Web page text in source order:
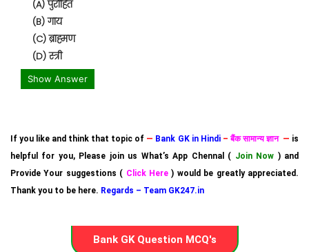
(A) पुरोहित
(B) गाय
(C) ब्राह्मण
(D) स्त्री
Show Answer
If you like and think that topic of — Bank GK in Hindi–बैंक सामान्य ज्ञान — is
helpful for you, Please join us What’s App Chennal ( Join Now ) and
Provide Your suggestions ( Click Here ) would be greatly appreciated.
Thank you to be here. Regards – Team GK247.in
Bank GK Question MCQ's